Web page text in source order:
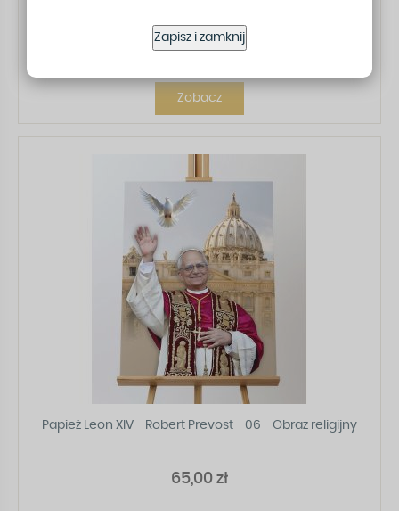
Zapisz i zamknij
65,00 zł
Zobacz
Papież Leon XIV - Robert Prevost - 06 - Obraz religijny
65,00 zł